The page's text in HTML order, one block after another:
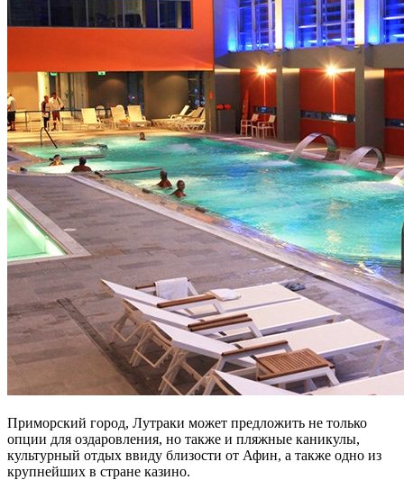
Приморский город, Лутраки может предложить не только
опции для оздаровления, но также и пляжные каникулы,
культурный отдых ввиду близости от Афин, а также одно из
крупнейших в стране казино.